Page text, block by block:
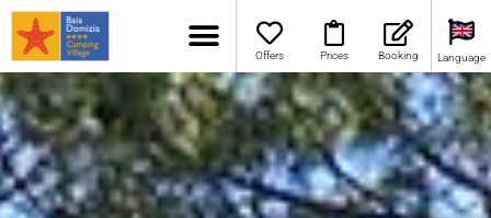
Offers Prices Booking Language